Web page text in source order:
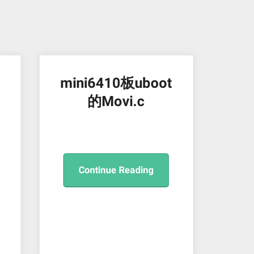
mini6410板uboot
的Movi.c
Continue Reading